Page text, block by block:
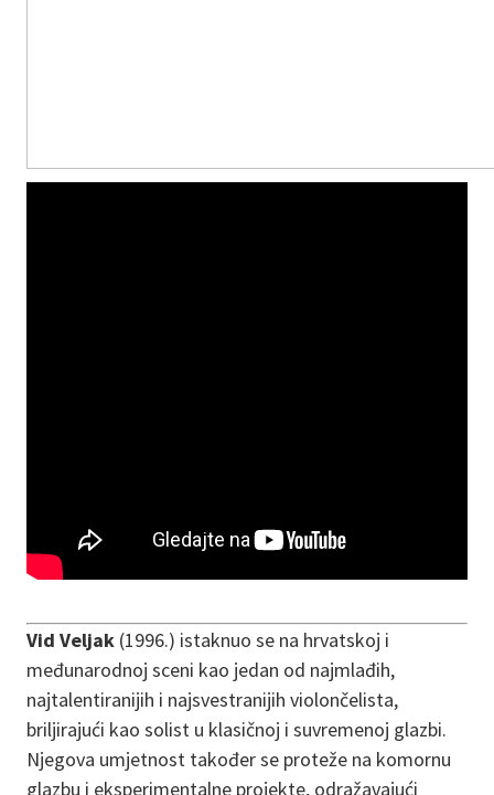
Vid Veljak (1996.) istaknuo se na hrvatskoj i
međunarodnoj sceni kao jedan od najmlađih,
najtalentiranijih i najsvestranijih violončelista,
briljirajući kao solist u klasičnoj i suvremenoj glazbi.
Njegova umjetnost također se proteže na komornu
glazbu i eksperimentalne projekte, odražavajući